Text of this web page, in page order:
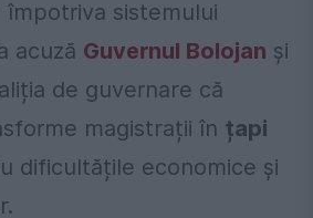
sistemului
acuză Guvernul Bolojan și
de guvernare că
magistrații în țapi
dificultățile economice și